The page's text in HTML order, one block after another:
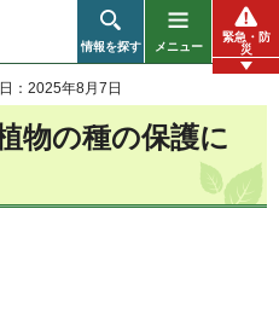
情報を探す メニュー
緊急・防
災
：2025年8月7日
物の種の保護に